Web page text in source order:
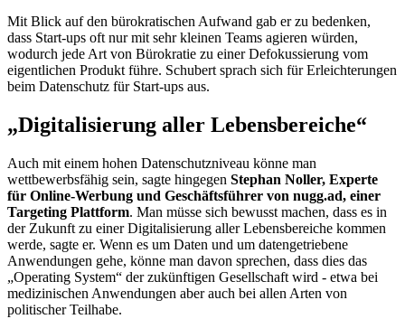
Mit Blick auf den bürokratischen Aufwand gab er zu bedenken,
dass Start-ups oft nur mit sehr kleinen Teams agieren würden,
wodurch jede Art von Bürokratie zu einer Defokussierung vom
eigentlichen Produkt führe. Schubert sprach sich für Erleichterungen
beim Datenschutz für Start-ups aus.
„Digitalisierung aller Lebensbereiche“
Auch mit einem hohen Datenschutzniveau könne man
wettbewerbsfähig sein, sagte hingegen Stephan Noller, Experte
für Online-Werbung und Geschäftsführer von nugg.ad, einer
Targeting Plattform. Man müsse sich bewusst machen, dass es in
der Zukunft zu einer Digitalisierung aller Lebensbereiche kommen
werde, sagte er. Wenn es um Daten und um datengetriebene
Anwendungen gehe, könne man davon sprechen, dass dies das
„Operating System“ der zukünftigen Gesellschaft wird - etwa bei
medizinischen Anwendungen aber auch bei allen Arten von
politischer Teilhabe.